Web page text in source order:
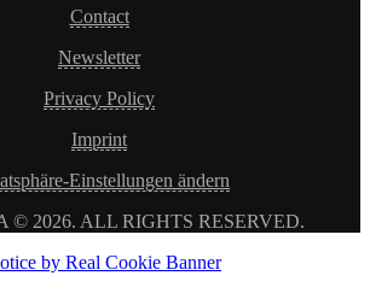
Contact
Newsletter
Privacy Policy
Imprint
Einstellungen ändern
© 2026. ALL RIGHTS RESERVED.
by Real Cookie Banner